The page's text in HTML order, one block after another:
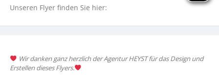
Unseren Flyer finden Sie hier:
Wir danken ganz herzlich der Agentur HEYST für das Design und
Erstellen dieses Flyers.